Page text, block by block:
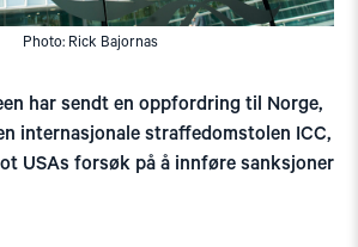
Photo: Rick Bajornas
har sendt en oppfordring til Norge,
internasjonale straffedomstolen ICC,
USAs forsøk på å innføre sanksjoner